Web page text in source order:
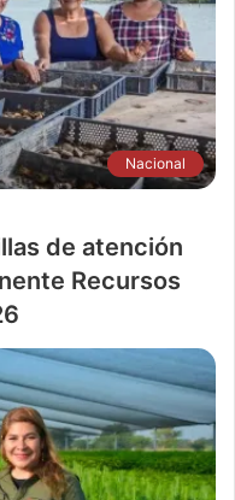
Nacional
de atención
Recursos